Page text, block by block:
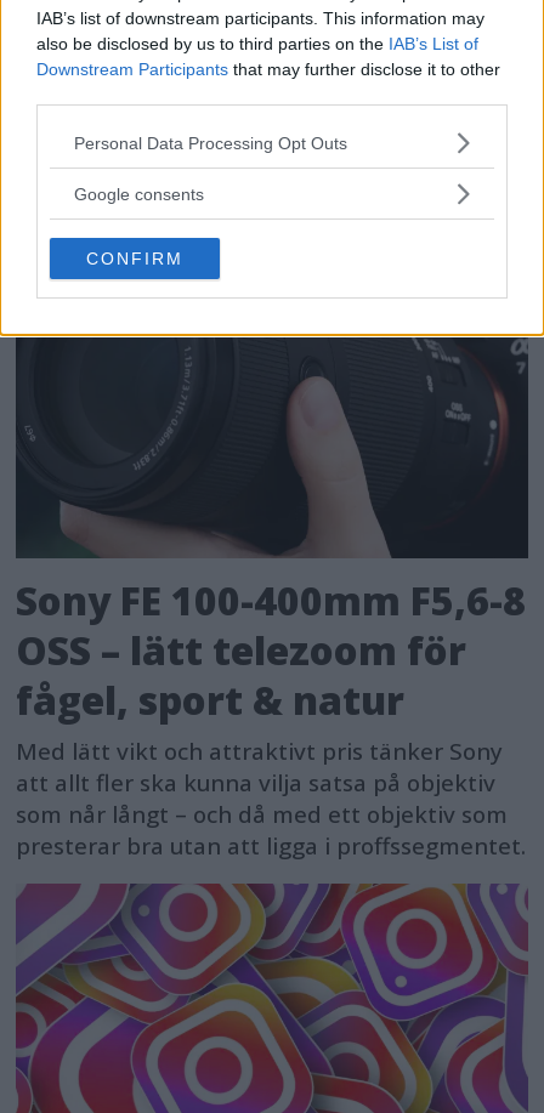
IAB’s list of downstream participants. This information may
also be disclosed by us to third parties on the IAB’s List of
Downstream Participants that may further disclose it to other
Please note that this website/app uses one or more Google
not limited to your visit or usage behaviour. You may click to
use your data for below specified purposes in below Google
consent section.
Personal Data Processing Opt Outs
Google consents
CONFIRM
nästa generation HDR
ger bättre bild
Sony FE 100-400mm F5,6-8
OSS – lätt telezoom för
fågel, sport & natur
Med lätt vikt och attraktivt pris tänker Sony
att allt fler ska kunna vilja satsa på objektiv
som når långt – och då med ett objektiv som
presterar bra utan att ligga i proffssegmentet.